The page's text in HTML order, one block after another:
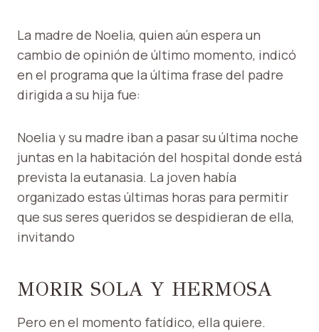
La madre de Noelia, quien aún espera un
cambio de opinión de último momento, indicó
en el programa que la última frase del padre
dirigida a su hija fue:
Noelia y su madre iban a pasar su última noche
juntas en la habitación del hospital donde está
prevista la eutanasia. La joven había
organizado estas últimas horas para permitir
que sus seres queridos se despidieran de ella,
invitando
MORIR SOLA Y HERMOSA
Pero en el momento fatídico, ella quiere.